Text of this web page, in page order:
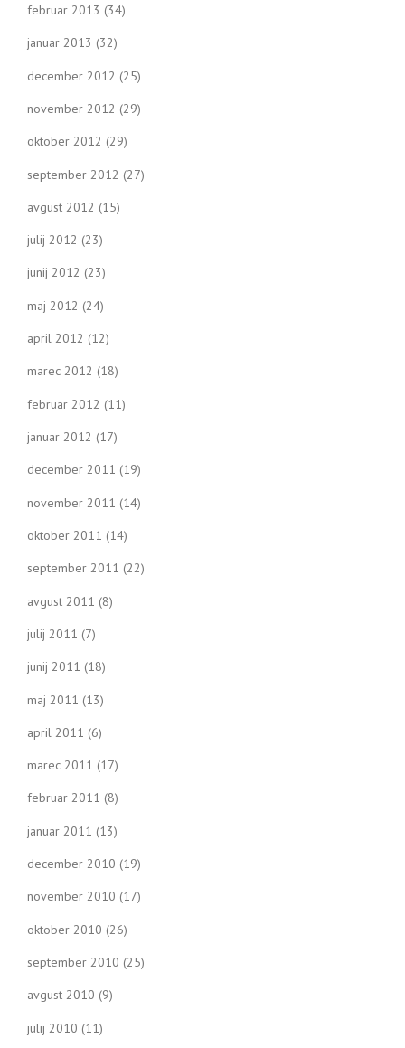
februar 2013 (34)
januar 2013 (32)
december 2012 (25)
november 2012 (29)
oktober 2012 (29)
september 2012 (27)
avgust 2012 (15)
julij 2012 (23)
junij 2012 (23)
maj 2012 (24)
april 2012 (12)
marec 2012 (18)
februar 2012 (11)
januar 2012 (17)
december 2011 (19)
november 2011 (14)
oktober 2011 (14)
september 2011 (22)
avgust 2011 (8)
julij 2011 (7)
junij 2011 (18)
maj 2011 (13)
april 2011 (6)
marec 2011 (17)
februar 2011 (8)
januar 2011 (13)
december 2010 (19)
november 2010 (17)
oktober 2010 (26)
september 2010 (25)
avgust 2010 (9)
julij 2010 (11)